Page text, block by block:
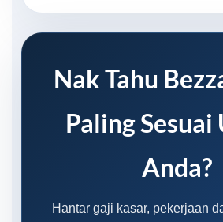
Nak Tahu
Paling
Anda?
Hantar gaji kasar, pekerjaan